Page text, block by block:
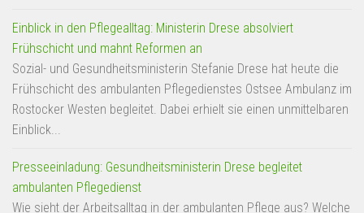
Einblick in den Pflegealltag: Ministerin Drese absolviert
Frühschicht und mahnt Reformen an
Sozial- und Gesundheitsministerin Stefanie Drese hat heute die
Frühschicht des ambulanten Pflegedienstes Ostsee Ambulanz im
Rostocker Westen begleitet. Dabei erhielt sie einen unmittelbaren
Einblick...
Presseeinladung: Gesundheitsministerin Drese begleitet
ambulanten Pflegedienst
Wie sieht der Arbeitsalltag in der ambulanten Pflege aus? Welche